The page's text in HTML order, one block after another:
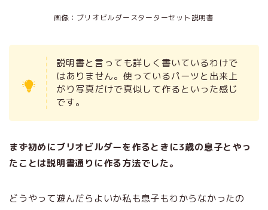
画像：ブリオビルダースターターセット説明書
説明書と言っても詳しく書いているわけで
はありません。使っているパーツと出来上
がり写真だけで真似して作るといった感じ
です。
まず初めにブリオビルダーを作るときに3歳の息子とやっ
たことは説明書通りに作る方法でした。
どうやって遊んだらよいか私も息子もわからなかったの